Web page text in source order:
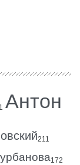
Антон
211
172